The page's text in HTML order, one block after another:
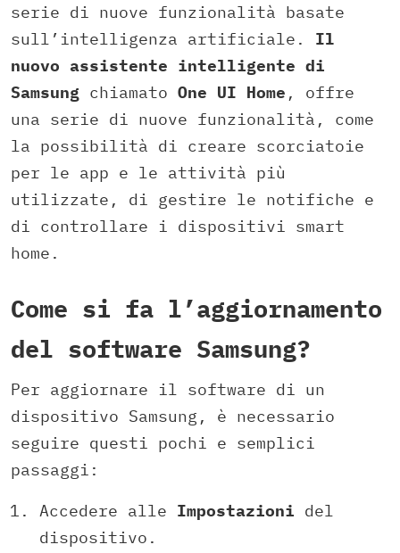
serie di nuove funzionalità basate
sull’intelligenza artificiale. Il
nuovo assistente intelligente di
Samsung chiamato One UI Home , offre
una serie di nuove funzionalità, come
la possibilità di creare scorciatoie
per le app e le attività più
utilizzate, di gestire le notifiche e
di controllare i dispositivi smart
home.
Come si fa l’aggiornamento
del software Samsung?
Per aggiornare il software di un
dispositivo Samsung, è necessario
seguire questi pochi e semplici
passaggi:
Accedere alle Impostazioni del
dispositivo.